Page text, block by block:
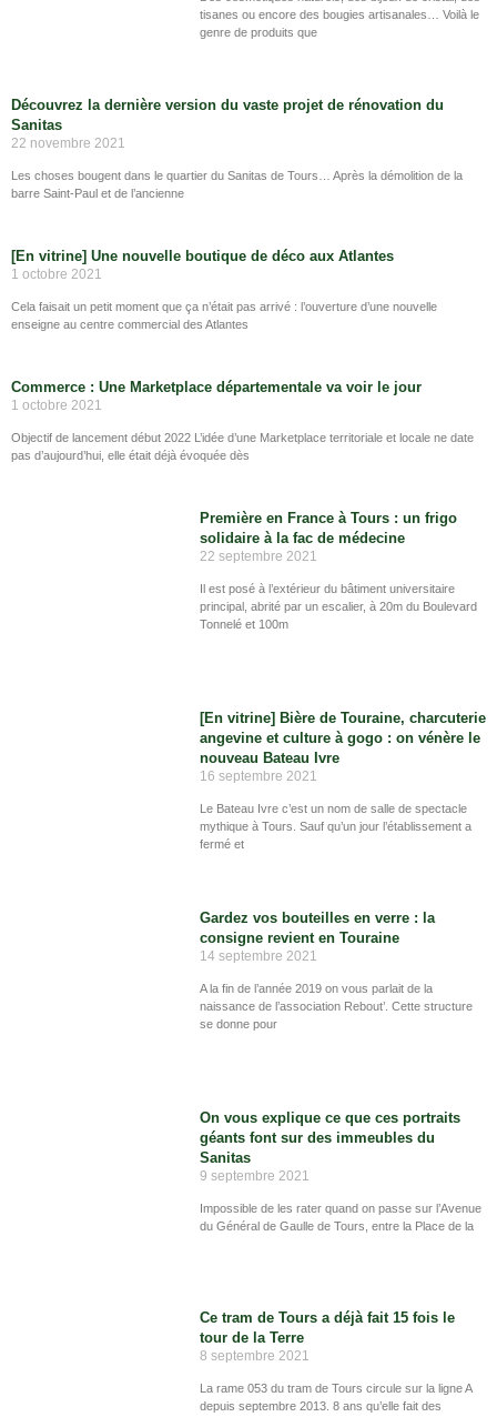
tisanes ou encore des bougies artisanales… Voilà le
genre de produits que
Découvrez la dernière version du vaste projet de rénovation du
Sanitas
22 novembre 2021
Les choses bougent dans le quartier du Sanitas de Tours… Après la démolition de la
barre Saint-Paul et de l’ancienne
[En vitrine] Une nouvelle boutique de déco aux Atlantes
1 octobre 2021
Cela faisait un petit moment que ça n’était pas arrivé : l’ouverture d’une nouvelle
enseigne au centre commercial des Atlantes
Commerce : Une Marketplace départementale va voir le jour
1 octobre 2021
Objectif de lancement début 2022 L’idée d’une Marketplace territoriale et locale ne date
pas d’aujourd’hui, elle était déjà évoquée dès
Première en France à Tours : un frigo
solidaire à la fac de médecine
22 septembre 2021
Il est posé à l’extérieur du bâtiment universitaire
principal, abrité par un escalier, à 20m du Boulevard
Tonnelé et 100m
[En vitrine] Bière de Touraine, charcuterie
angevine et culture à gogo : on vénère le
nouveau Bateau Ivre
16 septembre 2021
Le Bateau Ivre c’est un nom de salle de spectacle
mythique à Tours. Sauf qu’un jour l’établissement a
fermé et
Gardez vos bouteilles en verre : la
consigne revient en Touraine
14 septembre 2021
A la fin de l’année 2019 on vous parlait de la
naissance de l’association Rebout’. Cette structure
se donne pour
On vous explique ce que ces portraits
géants font sur des immeubles du
Sanitas
9 septembre 2021
Impossible de les rater quand on passe sur l’Avenue
du Général de Gaulle de Tours, entre la Place de la
Ce tram de Tours a déjà fait 15 fois le
tour de la Terre
8 septembre 2021
La rame 053 du tram de Tours circule sur la ligne A
depuis septembre 2013. 8 ans qu’elle fait des